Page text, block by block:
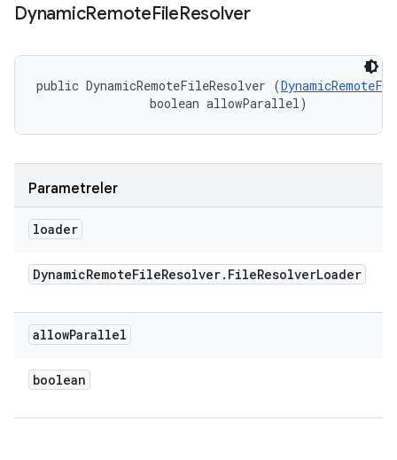
DynamicRemoteFileResolver
public DynamicRemoteFileResolver (
                boolean allowParallel)
Parametreler
loader
DynamicRemoteFileResolver. FileResolverLoader
allowParallel
boolean